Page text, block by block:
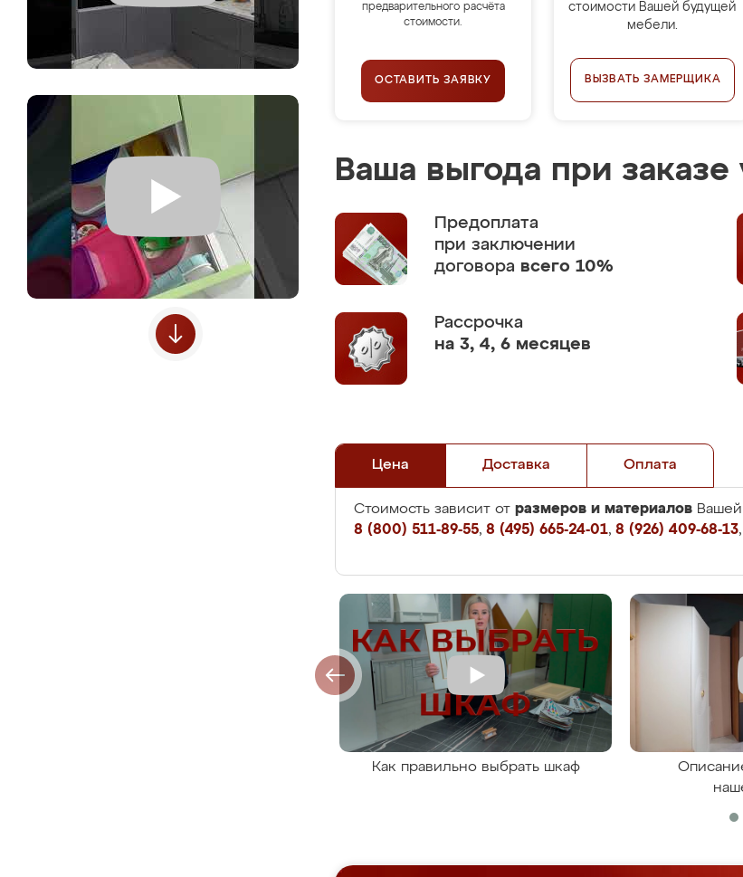
предварительного расчёта
стоимости.
ОСТАВИТЬ ЗАЯВКУ
стоимости Вашей будущей
мебели.
ВЫЗВАТЬ ЗАМЕРЩИКА
Ваша выгода при заказе
Предоплата
при заключении
договора всего 10%
Рассрочка
на 3, 4, 6 месяцев
Цена Доставка Оплата
Стоимость зависит от размеров и материалов
8 (800) 511-89-55, 8 (495) 665-24-01, 8 (926) 409-68-13
Как правильно выбрать шкаф